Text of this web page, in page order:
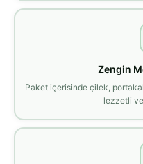
Zengin
Paket içerisinde çilek,
lezzetli